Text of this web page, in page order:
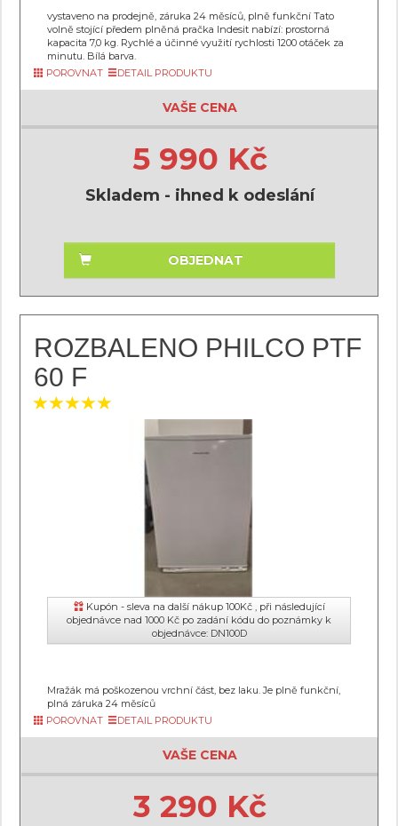
vystaveno na prodejně, záruka 24 měsíců, plně funkční Tato
volně stojící předem plněná pračka Indesit nabízí: prostorná
kapacita 7,0 kg. Rychlé a účinné využití rychlosti 1200 otáček za
minutu. Bílá barva.
POROVNAT
DETAIL PRODUKTU
VAŠE CENA
5 990 Kč
Skladem - ihned k odeslání
OBJEDNAT
ROZBALENO PHILCO PTF
60 F
Kupón - sleva na další nákup 100Kč , při následující
objednávce nad 1000 Kč po zadání kódu do poznámky k
objednávce: DN100D
Mražák má poškozenou vrchní část, bez laku. Je plně funkční,
plná záruka 24 měsíců
POROVNAT
DETAIL PRODUKTU
VAŠE CENA
3 290 Kč